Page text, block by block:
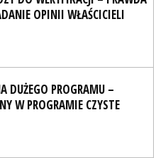
OPINII WŁAŚCICIELI
DUŻEGO PROGRAMU –
W PROGRAMIE CZYSTE